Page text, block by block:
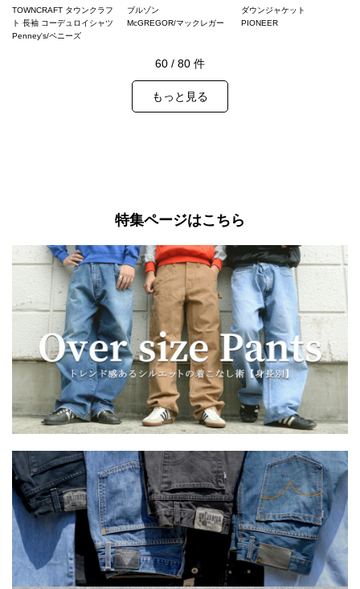
TOWNCRAFT タウンクラフ
ト 長袖 コーデュロイシャツ
Penney's/ペニーズ
ブルゾン
McGREGOR/マックレガー
ダウンジャケット
PIONEER
60 / 80 件
もっと見る
特集ページはこちら